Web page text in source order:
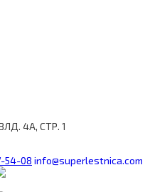
4А, СТР. 1
54-08 info@superlestnica.com